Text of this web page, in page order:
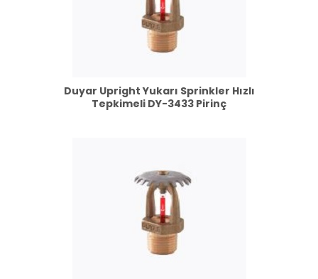
Duyar Upright Yukarı Sprinkler Hızlı
Tepkimeli DY-3433 Pirinç